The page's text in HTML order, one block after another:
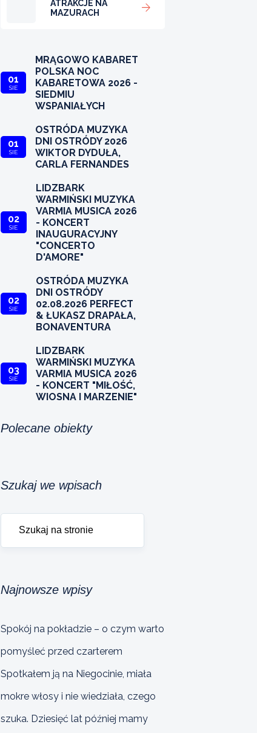
ATRAKCJE NA
MAZURACH
01
SIE
MRĄGOWO KABARET
POLSKA NOC
KABARETOWA 2026 -
SIEDMIU
WSPANIAŁYCH
01
SIE
OSTRÓDA MUZYKA
DNI OSTRÓDY 2026
WIKTOR DYDUŁA,
CARLA FERNANDES
02
SIE
LIDZBARK
WARMIŃSKI MUZYKA
VARMIA MUSICA 2026
- KONCERT
INAUGURACYJNY
"CONCERTO
D'AMORE"
02
SIE
OSTRÓDA MUZYKA
DNI OSTRÓDY
02.08.2026 PERFECT
& ŁUKASZ DRAPAŁA,
BONAVENTURA
03
SIE
LIDZBARK
WARMIŃSKI MUZYKA
VARMIA MUSICA 2026
- KONCERT "MIŁOŚĆ,
WIOSNA I MARZENIE"
Polecane obiekty
Szukaj we wpisach
Najnowsze wpisy
Spokój na pokładzie – o czym warto
pomyśleć przed czarterem
Spotkałem ją na Niegocinie, miała
mokre włosy i nie wiedziała, czego
szuka. Dziesięć lat później mamy